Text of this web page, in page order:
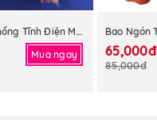
Bao Ngón Tay Chống Tĩnh Điện Màu Trắng
Mua ngay 65,000đ
85,000đ